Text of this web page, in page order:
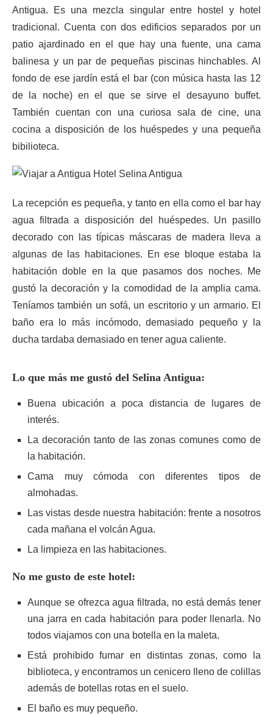
Antigua. Es una mezcla singular entre hostel y hotel
tradicional. Cuenta con dos edificios separados por un
patio ajardinado en el que hay una fuente, una cama
balinesa y un par de pequeñas piscinas hinchables. Al
fondo de ese jardín está el bar (con música hasta las 12
de la noche) en el que se sirve el desayuno buffet.
También cuentan con una curiosa sala de cine, una
cocina a disposición de los huéspedes y una pequeña
bibilioteca.
La recepción es pequeña, y tanto en ella como el bar hay
agua filtrada a disposición del huéspedes. Un pasillo
decorado con las típicas máscaras de madera lleva a
algunas de las habitaciones. En ese bloque estaba la
habitación doble en la que pasamos dos noches. Me
gustó la decoración y la comodidad de la amplia cama.
Teníamos también un sofá, un escritorio y un armario. El
baño era lo más incómodo, demasiado pequeño y la
ducha tardaba demasiado en tener agua caliente.
Lo que más me gustó del Selina Antigua:
Buena ubicación a poca distancia de lugares de
interés.
La decoración tanto de las zonas comunes como de
la habitación.
Cama muy cómoda con diferentes tipos de
almohadas.
Las vistas desde nuestra habitación: frente a nosotros
cada mañana el volcán Agua.
La limpieza en las habitaciones.
No me gusto de este hotel:
Aunque se ofrezca agua filtrada, no está demás tener
una jarra en cada habitación para poder llenarla. No
todos viajamos con una botella en la maleta.
Está prohibido fumar en distintas zonas, como la
biblioteca, y encontramos un cenicero lleno de colillas
además de botellas rotas en el suelo.
El baño es muy pequeño.